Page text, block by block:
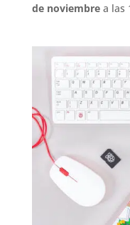
de noviembrea las